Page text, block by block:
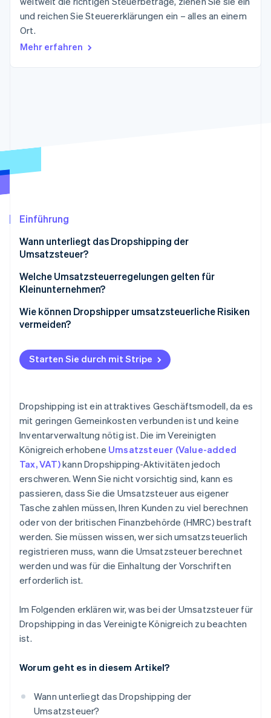
Betrugsprävention
Atlas
Start-up-Gründung
Climate
Ecosystem
Stripe App-Marktplatz
und reichen Sie Steuererklärungen ein – alles an einem
Ort.
Mehr erfahren
Einführung
Wann unterliegt das Dropshipping der
Umsatzsteuer?
Welche Umsatzsteuerregelungen gelten für
Kleinunternehmen?
Reguläre Umsatzsteuerbuchhaltung
Differenzbesteuerung
Wie können Dropshipper umsatzsteuerliche Risiken
vermeiden?
Umsatzsteuerregistrierung
Korrekter VAT-Satz
Technologielösungen für die
Umsatzsteuerbuchhaltung
Immer informiert bleiben
Starten Sie durch mit Stripe
Dropshipping ist ein attraktives Geschäftsmodell, da es
mit geringen Gemeinkosten verbunden ist und keine
Inventarverwaltung nötig ist. Die im Vereinigten
Königreich erhobene Umsatzsteuer (Value-added
Tax, VAT)kann Dropshipping-Aktivitäten jedoch
erschweren. Wenn Sie nicht vorsichtig sind, kann es
passieren, dass Sie die Umsatzsteuer aus eigener
Tasche zahlen müssen, Ihren Kunden zu viel berechnen
oder von der britischen Finanzbehörde (HMRC) bestraft
werden. Sie müssen wissen, wer sich umsatzsteuerlich
registrieren muss, wann die Umsatzsteuer berechnet
werden und was für die Einhaltung der Vorschriften
erforderlich ist.
Im Folgenden erklären wir, was bei der Umsatzsteuer für
Dropshipping in das Vereinigte Königreich zu beachten
ist.
Worum geht es in diesem Artikel?
Wann unterliegt das Dropshipping der
Umsatzsteuer?